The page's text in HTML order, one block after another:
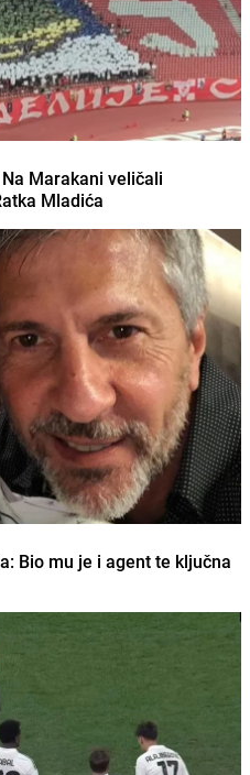
Marakani veličali
Mladića
Bio mu je i agent te ključna